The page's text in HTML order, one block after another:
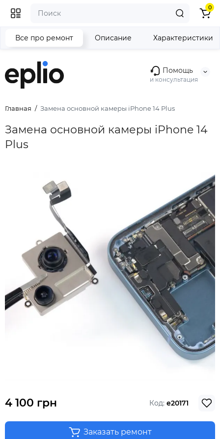
Помощь
и консультация
0
Главная Замена основной камеры iPhone 14 Plus
Замена основной камеры iPhone 14
Plus
Все про ремонт Описание Характеристики
4 100 грн Код: e20171
Заказать ремонт